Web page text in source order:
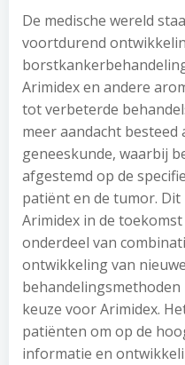
De medische wereld
voortdurend
Arimidex en andere
tot verbeterde
meer aandacht
geneeskunde, waarbij
afgestemd op de
patiënt en de tumor.
Arimidex in de
onderdeel van
ontwikkeling van
keuze voor Arimidex.
patiënten om op de
informatie en